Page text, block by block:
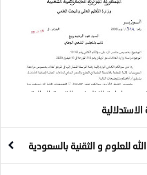
بخصوص إعادة النظر في القيمة المالية
الخاصة بتحسين المستوى بالخارج
للعلوم و الثقنية بالسعودية